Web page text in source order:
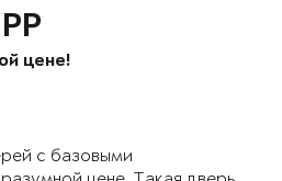
цене!
с базовыми